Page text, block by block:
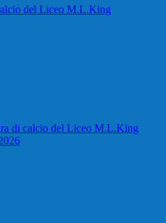
del Liceo M.L.King
di calcio del Liceo M.L.King